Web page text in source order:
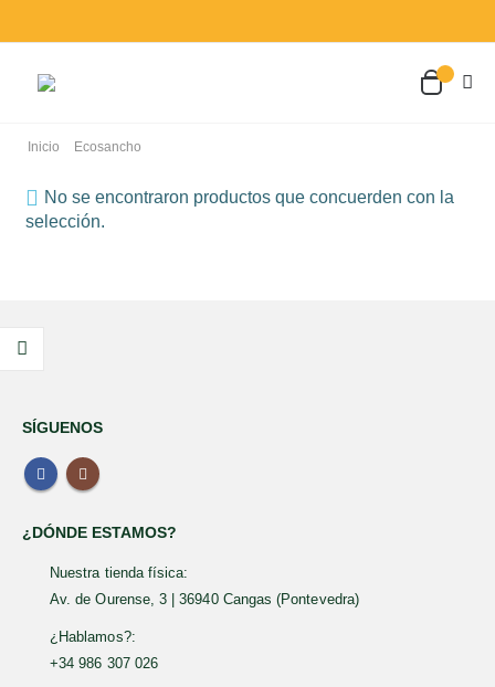
Inicio Ecosancho
No se encontraron productos que concuerden con la
selección.
JABÓN DE ALEPO ZANABILI 20% DE LAUREL 150 G
0out of 5
SÍGUENOS
¿DÓNDE ESTAMOS?
Nuestra tienda física:
Av. de Ourense, 3 | 36940 Cangas (Pontevedra)
¿Hablamos?:
+34 986 307 026